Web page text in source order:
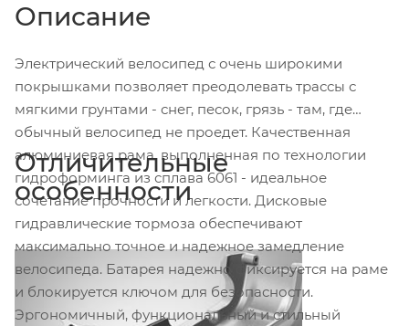
Описание
Электрический велосипед с очень широкими
покрышками позволяет преодолевать трассы с
мягкими грунтами - снег, песок, грязь - там, где
обычный велосипед не проедет. Качественная
алюминиевая рама, выполненная по технологии
гидроформинга из сплава 6061 - идеальное
сочетание прочности и легкости. Дисковые
гидравлические тормоза обеспечивают
максимально точное и надежное замедление
велосипеда. Батарея надежно фиксируется на раме
и блокируется ключом для безопасности.
Эргономичный, функциональный и стильный
Отличительные
особенности